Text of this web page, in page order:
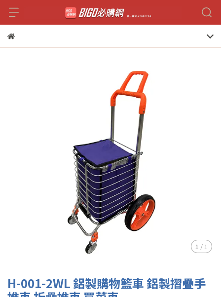
1 / 1
H-001-2WL 鋁製購物籃車 鋁製摺疊手